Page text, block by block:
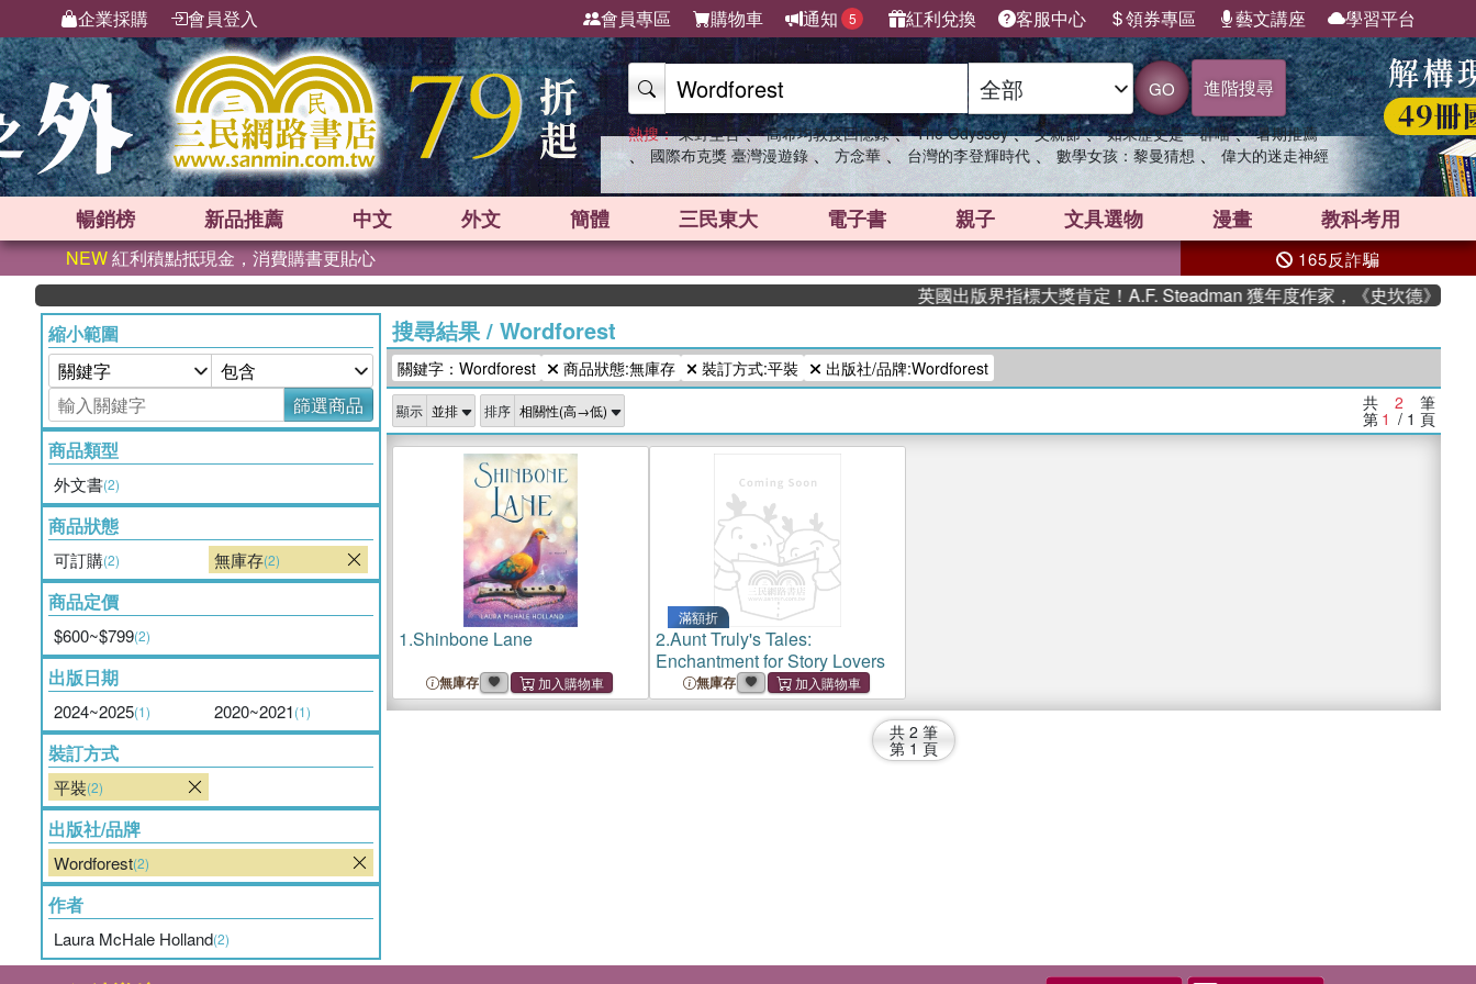
企業採購 會員登入 會員專區 購物車 通知 5 紅利兌換 客服中心 領券專區 藝文講座 學習平台
GO 進階搜尋
熱搜： 東野圭吾 、 高希均教授回憶錄 、 The Odyssey 、 父親節 、 如果歷史是一群喵 、 暑期推薦
、 國際布克獎 臺灣漫遊錄 、 方念華 、 台灣的李登輝時代 、 數學女孩：黎曼猜想 、 偉大的迷走神經
暢銷榜 新品推薦 中文 外文 簡體 三民東大 電子書 親子 文具選物 漫畫 教科考用
NEW紅利積點抵現金，消費購書更貼心 165反詐騙
英國出版界指標大獎肯定！A.F. Steadman 獲年度作家，《史坎德》系列
縮小範圍
篩選商品
商品類型
外文書(2)
商品狀態
可訂購(2) 無庫存(2)
商品定價
$600~$799(2)
出版日期
2024~2025(1) 2020~2021(1)
裝訂方式
平裝(2)
出版社/品牌
Wordforest(2)
作者
Laura McHale Holland(2)
搜尋結果/ Wordforest
關鍵字：Wordforest 商品狀態:無庫存 裝訂方式:平裝 出版社/品牌:Wordforest
顯示 排序 共 2 筆
第 1 / 1 頁
1.Shinbone Lane
無庫存
滿額折
2.Aunt Truly's Tales:
Enchantment for Story Lovers
無庫存
共 2 筆
第 1 頁